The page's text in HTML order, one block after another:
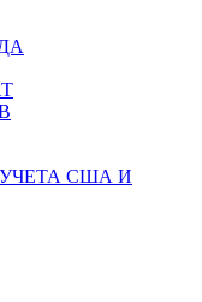
США И